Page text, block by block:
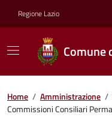
Regione Lazio
Comune
Home / Amministrazione /
Commissioni Consiliari